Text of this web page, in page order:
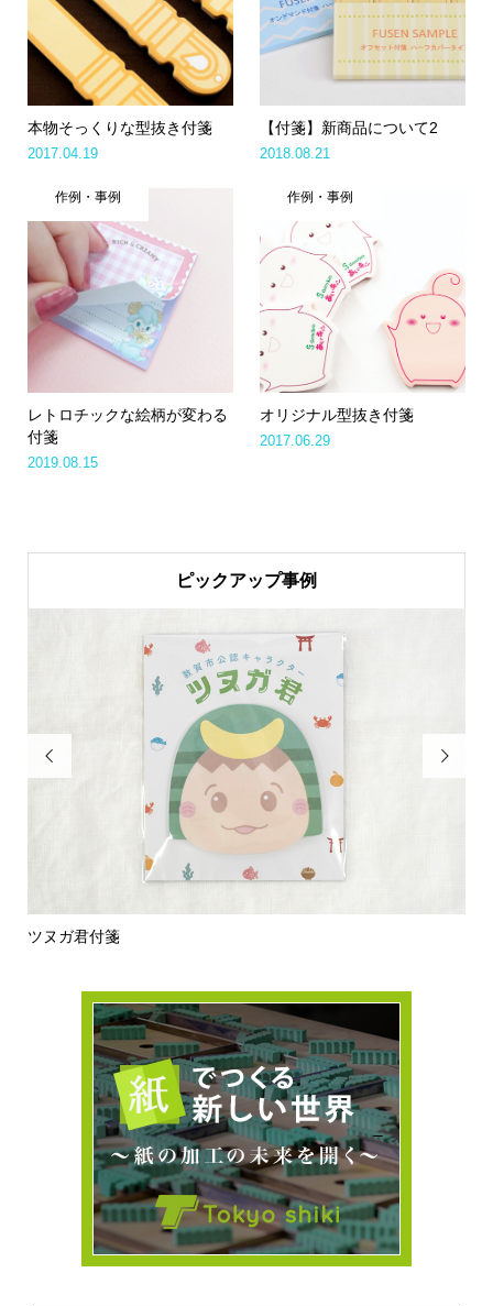
本物そっくりな型抜き付箋
2017.04.19
【付箋】新商品について2
2018.08.21
作例・事例
レトロチックな絵柄が変わる
付箋
2019.08.15
作例・事例
オリジナル型抜き付箋
2017.06.29
ピックアップ事例

ツヌガ君付箋
